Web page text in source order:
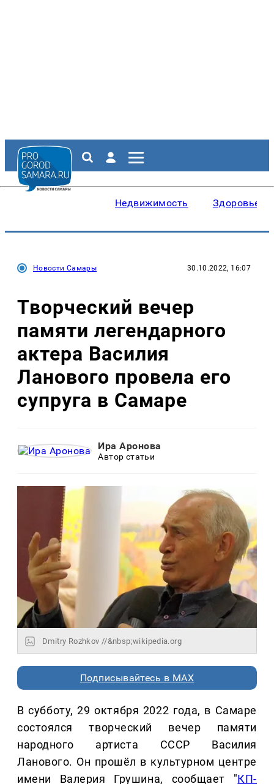
Недвижимость Здоровье
Новости Самары 30.10.2022, 16:07
Творческий вечер
памяти легендарного
актера Василия
Ланового провела его
супруга в Самаре
Ира Аронова
Автор статьи
Dmitry Rozhkov //&nbsp;wikipedia.org
Подписывайтесь в MAX
В субботу, 29 октября 2022 года, в Самаре
состоялся творческий вечер памяти
народного артиста СССР Василия
Ланового. Он прошёл в культурном центре
имени Валерия Грушина, сообщает "КП-